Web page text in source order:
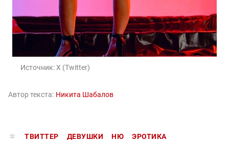
Источник:X (Twitter)
Автор текста: Никита Шабалов
ТВИТТЕР ДЕВУШКИ НЮ ЭРОТИКА